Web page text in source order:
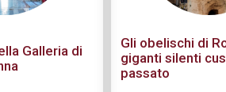
Galleria di
Gli obelischi di
giganti silenti
passato